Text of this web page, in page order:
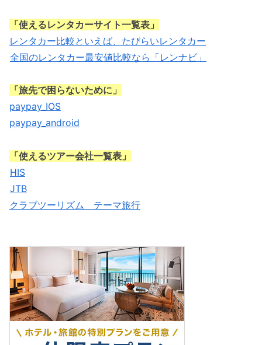
「使えるレンタカーサイト一覧表」
レンタカー比較といえば、たびらいレンタカー
全国のレンタカー最安値比較なら「レンナビ」
「旅先で困らないために」
paypay_IOS
paypay_android
「使えるツアー会社一覧表」
HIS
JTB
クラブツーリズム テーマ旅行